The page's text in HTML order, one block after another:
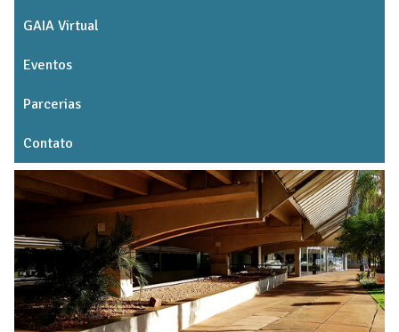
GAIA Virtual
Eventos
Parcerias
Contato